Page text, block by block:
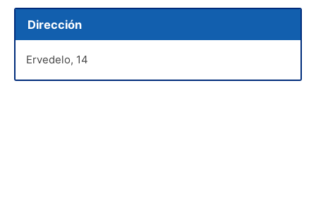
Dirección
Ervedelo, 14